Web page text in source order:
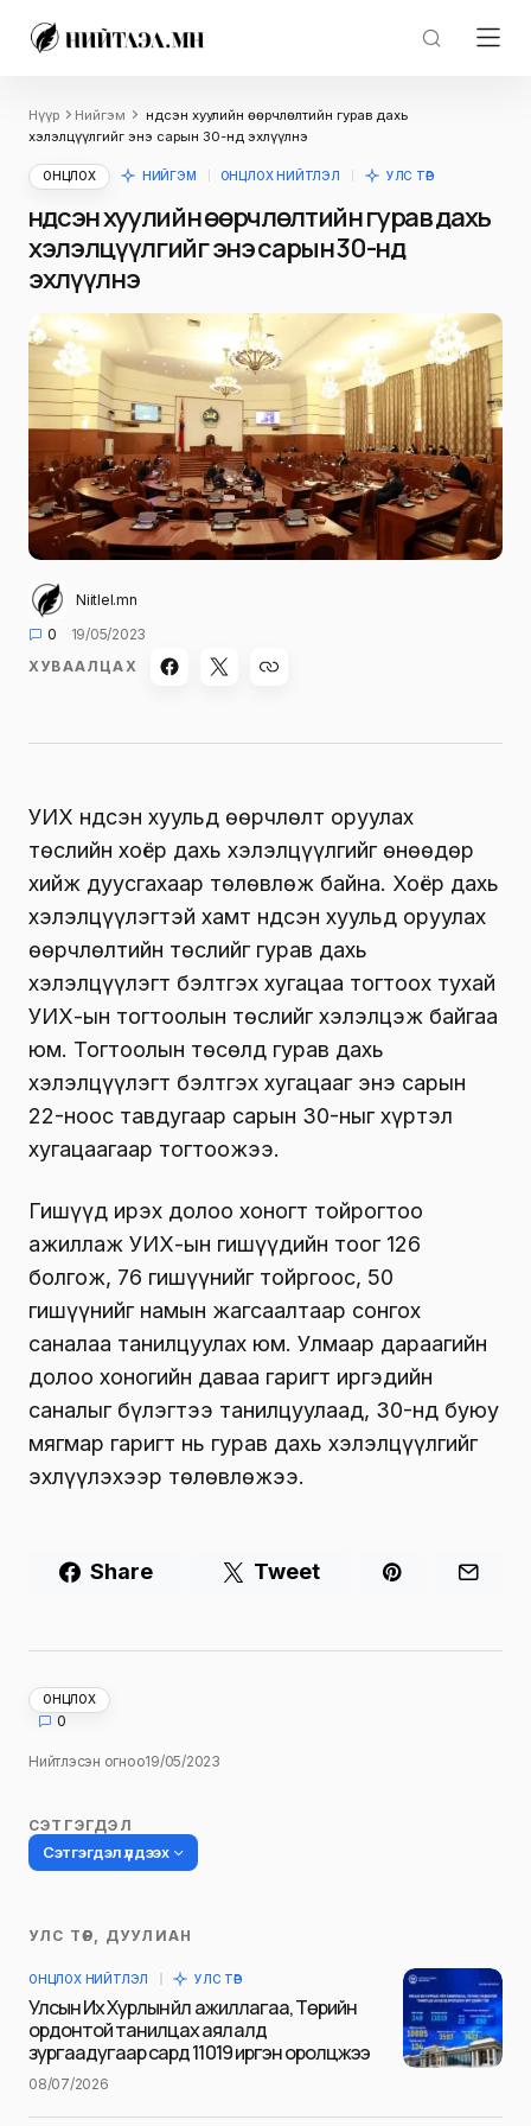
Нүүр Нийгэм
Үндсэн хуулийн өөрчлөлтийн гурав дахь
хэлэлцүүлгийг энэ сарын 30-нд эхлүүлнэ
ОНЦЛОХ НИЙГЭМ ОНЦЛОХ НИЙТЛЭЛ УЛС ТӨР
Үндсэн хуулийн өөрчлөлтийн гурав дахь
хэлэлцүүлгийг энэ сарын 30-нд
эхлүүлнэ
Niitlel.mn
0
19/05/2023
ХУВААЛЦАХ
УИХ Үндсэн хуульд өөрчлөлт оруулах
төслийн хоёр дахь хэлэлцүүлгийг өнөөдөр
хийж дуусгахаар төлөвлөж байна. Хоёр дахь
хэлэлцүүлэгтэй хамт Үндсэн хуульд оруулах
өөрчлөлтийн төслийг гурав дахь
хэлэлцүүлэгт бэлтгэх хугацаа тогтоох тухай
УИХ-ын тогтоолын төслийг хэлэлцэж байгаа
юм. Тогтоолын төсөлд гурав дахь
хэлэлцүүлэгт бэлтгэх хугацааг энэ сарын
22-ноос тавдугаар сарын 30-ныг хүртэл
хугацаагаар тогтоожээ.
Гишүүд ирэх долоо хоногт тойрогтоо
ажиллаж УИХ-ын гишүүдийн тоог 126
болгож, 76 гишүүнийг тойргоос, 50
гишүүнийг намын жагсаалтаар сонгох
саналаа танилцуулах юм. Улмаар дараагийн
долоо хоногийн даваа гаригт иргэдийн
саналыг бүлэгтээ танилцуулаад, 30-нд буюу
мягмар гаригт нь гурав дахь хэлэлцүүлгийг
эхлүүлэхээр төлөвлөжээ.
Share Tweet
ОНЦЛОХ
0
Нийтлэсэн огноо19/05/2023
СЭТГЭГДЭЛ
Сэтгэгдэл үлдээх
Таны имэйл хаягийг нийтлэхгүй.
тэмдэглэсэн
Name
УЛС ТӨР, ДУУЛИАН
ОНЦЛОХ НИЙТЛЭЛ УЛС ТӨР
Улсын Их Хурлын үйл ажиллагаа, Төрийн
ордонтой танилцах аялалд
зургаадугаар сард 11019 иргэн оролцжээ
08/07/2026